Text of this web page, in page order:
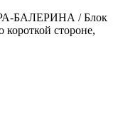
БАЛЕРИНА / Блок
короткой стороне,